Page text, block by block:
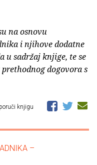
na osnovu
i njihove dodatne
u sadržaj knjige, te se
dogovora s
knjigu
–